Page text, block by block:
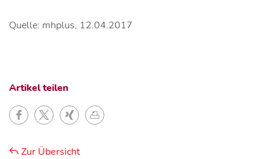
Quelle: mhplus, 12.04.2017
Artikel teilen
Zur Übersicht